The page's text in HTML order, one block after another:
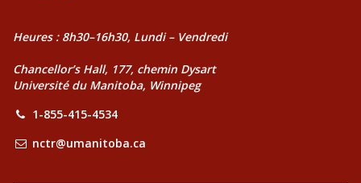
Heures : 8h30–16h30, Lundi – Vendredi
Chancellor’s Hall, 177, chemin Dysart
Université du Manitoba, Winnipeg
1-855-415-4534
nctr@umanitoba.ca